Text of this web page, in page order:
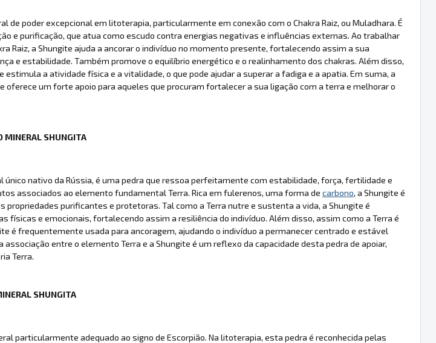
de poder excepcional em litoterapia, particularmente em conexão com o Chakra Raiz, ou Muladhara. É
e purificação, que atua como escudo contra energias negativas e influências externas. Ao trabalhar
Raiz, a Shungite ajuda a ancorar o indivíduo no momento presente, fortalecendo assim a sua
e estabilidade. Também promove o equilíbrio energético e o realinhamento dos chakras. Além disso,
estimula a atividade física e a vitalidade, o que pode ajudar a superar a fadiga e a apatia. Em suma, a
oferece um forte apoio para aqueles que procuram fortalecer a sua ligação com a terra e melhorar o
MINERAL SHUNGITA
único nativo da Rússia, é uma pedra que ressoa perfeitamente com estabilidade, força, fertilidade e
associados ao elemento fundamental Terra. Rica em fulerenos, uma forma de carbono, a Shungite é
propriedades purificantes e protetoras. Tal como a Terra nutre e sustenta a vida, a Shungite é
físicas e emocionais, fortalecendo assim a resiliência do indivíduo. Além disso, assim como a Terra é
é frequentemente usada para ancoragem, ajudando o indivíduo a permanecer centrado e estável
entre o elemento Terra e a Shungite é um reflexo da capacidade desta pedra de apoiar,
Terra.
SHUNGITA
particularmente adequado ao signo de Escorpião. Na litoterapia, esta pedra é reconhecida pelas